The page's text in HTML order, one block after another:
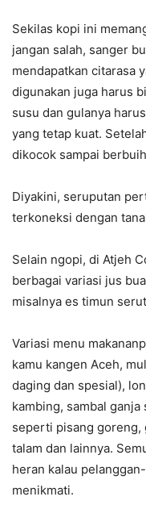
Sekilas kopi ini
jangan salah, sanger
mendapatkan citarasa
digunakan juga harus
susu dan gulanya
yang tetap kuat.
dikocok sampai
Diyakini, seruputan
terkoneksi dengan
Selain ngopi, di Atjeh
berbagai variasi jus
misalnya es timun
Variasi menu
kamu kangen Aceh,
daging dan spesial),
kambing, sambal
seperti pisang goreng,
talam dan lainnya.
heran kalau
menikmati.